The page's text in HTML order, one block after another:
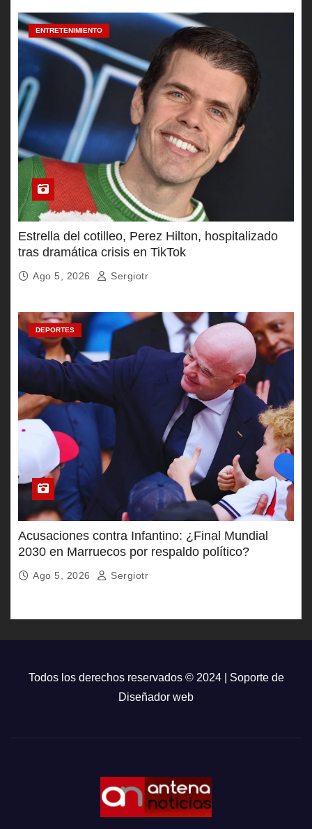
ENTRETENIMIENTO
Estrella del cotilleo, Perez Hilton, hospitalizado
tras dramática crisis en TikTok
Ago 5, 2026 Sergiotr
DEPORTES
Acusaciones contra Infantino: ¿Final Mundial
2030 en Marruecos por respaldo político?
Ago 5, 2026 Sergiotr
Todos los derechos reservados © 2024 | Soporte de
Diseñador web